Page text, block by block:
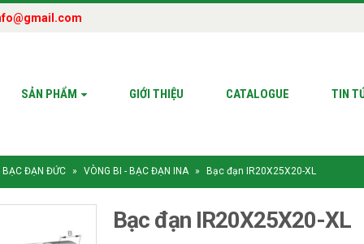
SẢN PHẨM GIỚI THIỆU CATALOGUE TIN
BẠC ĐẠN ĐỨC » VÒNG BI - BẠC ĐẠN INA » Bạc đạn IR20X25X20-XL
Bạc đạn IR20X25X20-XL